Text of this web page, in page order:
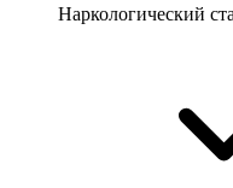
Наркологический